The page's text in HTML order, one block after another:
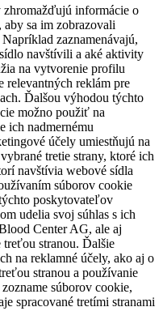
zhromažďujú informácie o
sa im zobrazovali
zaznamenávajú,
navštívili a aké aktivity
na vytvorenie profilu
relevantných reklám pre
Ďalšou výhodou týchto
možno použiť na
ich nadmernému
účely umiestňujú na
tretie strany, ktoré ich
navštívia webové sídla
súborov cookie
poskytovateľov
udelia svoj súhlas s ich
Center AG, ale aj
stranou. Ďalšie
na reklamné účely, ako aj o
stranou a používanie
súborov cookie,
spracované tretími stranami